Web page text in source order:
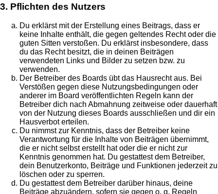
3. Pflichten des Nutzers
Du erklärst mit der Erstellung eines Beitrags, dass er
keine Inhalte enthält, die gegen geltendes Recht oder die
guten Sitten verstoßen. Du erklärst insbesondere, dass
du das Recht besitzt, die in deinen Beiträgen
verwendeten Links und Bilder zu setzen bzw. zu
verwenden.
Der Betreiber des Boards übt das Hausrecht aus. Bei
Verstößen gegen diese Nutzungsbedingungen oder
anderer im Board veröffentlichten Regeln kann der
Betreiber dich nach Abmahnung zeitweise oder dauerhaft
von der Nutzung dieses Boards ausschließen und dir ein
Hausverbot erteilen.
Du nimmst zur Kenntnis, dass der Betreiber keine
Verantwortung für die Inhalte von Beiträgen übernimmt,
die er nicht selbst erstellt hat oder die er nicht zur
Kenntnis genommen hat. Du gestattest dem Betreiber,
dein Benutzerkonto, Beiträge und Funktionen jederzeit zu
löschen oder zu sperren.
Du gestattest dem Betreiber darüber hinaus, deine
Beiträge abzuändern, sofern sie gegen o. g. Regeln